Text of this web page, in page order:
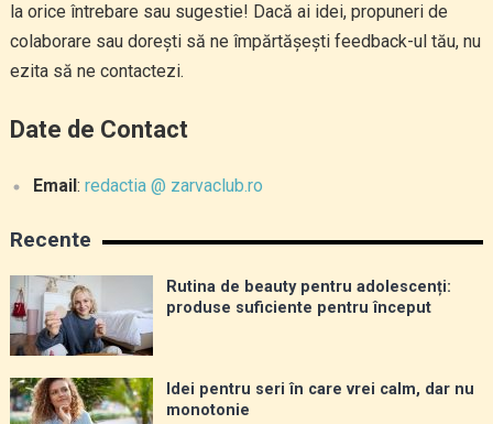
la orice întrebare sau sugestie! Dacă ai idei, propuneri de
colaborare sau dorești să ne împărtășești feedback-ul tău, nu
ezita să ne contactezi.
Date de Contact
Email: redactia @ zarvaclub.ro
Recente
Rutina de beauty pentru adolescenți:
produse suficiente pentru început
Idei pentru seri în care vrei calm, dar nu
monotonie